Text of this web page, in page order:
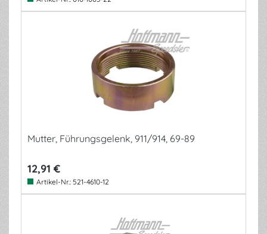
Mutter, Führungsgelenk, 911/914, 69-89
12,91 €
Artikel-Nr.: 521-4610-12